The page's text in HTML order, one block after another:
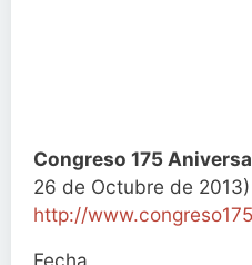
Congreso 175
26 de Octubre de
http://
Fecha